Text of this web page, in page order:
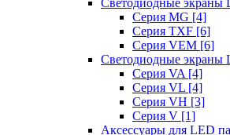
Светодиодные экраны
Серия MG [4]
Серия TXF [6]
Серия VEM [6]
Светодиодные экраны
Серия VA [4]
Серия VL [4]
Серия VH [3]
Серия V [1]
Аксессуары для LED